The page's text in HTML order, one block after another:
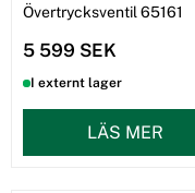
Övertrycksventil 65161
5 599 SEK
I externt lager
LÄS MER